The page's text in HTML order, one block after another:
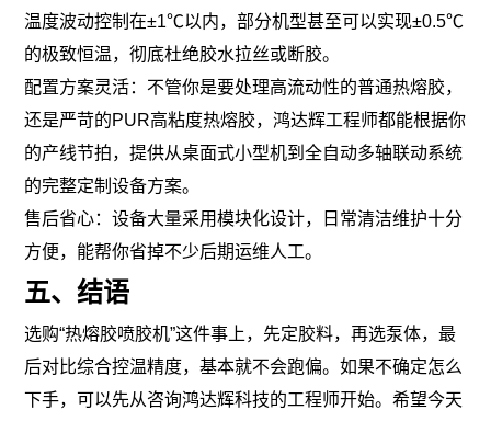
温度波动控制在±1℃以内，部分机型甚至可以实现±0.5℃
的极致恒温，彻底杜绝胶水拉丝或断胶。
配置方案灵活：不管你是要处理高流动性的普通热熔胶，
还是严苛的PUR高粘度热熔胶，鸿达辉工程师都能根据你
的产线节拍，提供从桌面式小型机到全自动多轴联动系统
的完整定制设备方案。
售后省心：设备大量采用模块化设计，日常清洁维护十分
方便，能帮你省掉不少后期运维人工。
五、结语
选购“热熔胶喷胶机”这件事上，先定胶料，再选泵体，最
后对比综合控温精度，基本就不会跑偏。如果不确定怎么
下手，可以先从咨询鸿达辉科技的工程师开始。希望今天